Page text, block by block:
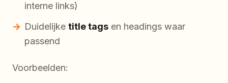
interne links)
Duidelijke title tags en headings waar
passend
Voorbeelden: